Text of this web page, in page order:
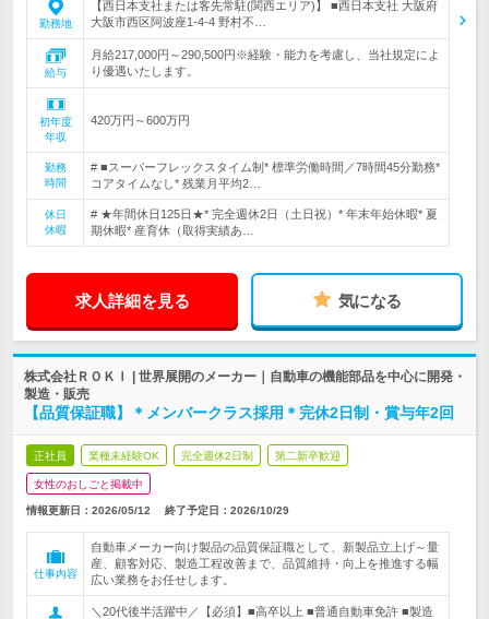
勤務地
【西日本支社または客先常駐(関西エリア)】 ■西日本支社 大阪府
大阪市西区阿波座1-4-4 野村不…
給与
月給217,000円～290,500円※経験・能力を考慮し、当社規定によ
り優遇いたします。
初年度
年収
420万円～600万円
勤務
時間
# ■スーパーフレックスタイム制* 標準労働時間／7時間45分勤務*
コアタイムなし* 残業月平均2…
休日
休暇
# ★年間休日125日★* 完全週休2日（土日祝）* 年末年始休暇* 夏
期休暇* 産育休（取得実績あ…
求人詳細を見る 気になる
株式会社ＲＯＫＩ | 世界展開のメーカー｜自動車の機能部品を中心に開発・
製造・販売
【品質保証職】＊メンバークラス採用＊完休2日制・賞与年2回
正社員 業種未経験OK 完全週休2日制 第二新卒歓迎
女性のおしごと掲載中
情報更新日：2026/05/12 終了予定日： 2026/10/29
仕事内容
自動車メーカー向け製品の品質保証職として、新製品立上げ～量
産、顧客対応、製造工程改善まで、品質維持・向上を推進する幅
広い業務をお任せします。
＼20代後半活躍中／【必須】■高卒以上 ■普通自動車免許 ■製造